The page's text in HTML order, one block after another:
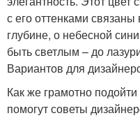
с его оттенками
глубине, о небесной
быть светлым – до
Вариантов для
Как же грамотно
помогут советы